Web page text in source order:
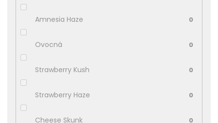
Amnesia Haze 0
Ovocná 0
Strawberry Kush 0
Strawberry Haze 0
Cheese Skunk 0